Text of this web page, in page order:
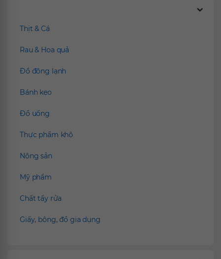
Thịt & Cá
Rau & Hoa quả
Đồ đông lạnh
Bánh kẹo
Đồ uống
Thực phẩm khô
Nông sản
Mỹ phẩm
Chất tẩy rửa
Giấy, bông, đồ gia dụng